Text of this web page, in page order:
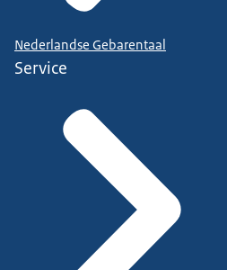
Nederlandse Gebarentaal
Service